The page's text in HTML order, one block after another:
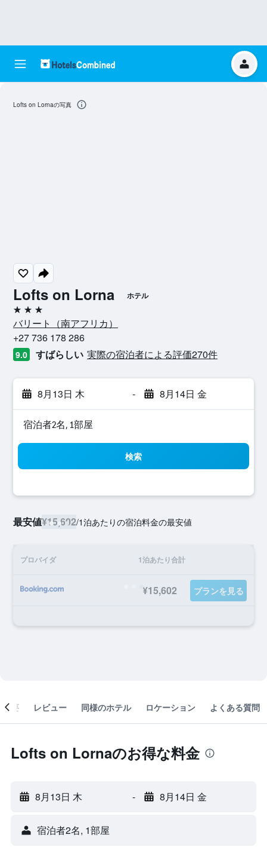
Lofts on Lorna ホテル
3つ星
バリート​（南アフリカ​）​
+27 736 178 286
9.0 すばらしい 実際の宿泊者による評価270​件
8月13日 木 - 8月14日 金
宿泊者2名, 1​部屋
検索
最安値¥15,602/1泊あたりの宿泊料金の最安値
プロバイダ 1泊あたり合計
¥15,602 プランを見る
Lofts on Lornaの写真
概要 レビュー 同様のホテル ロケーション よくある質問
Lofts on Lornaのお得な料金
8月13日 木 - 8月14日 金
宿泊者2名, 1​部屋